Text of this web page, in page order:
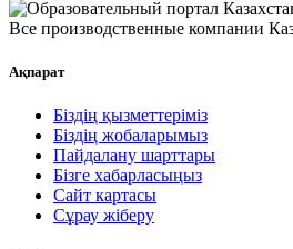
Все производственные компании
Ақпарат
Біздің қызметтеріміз
Біздің жобаларымыз
Пайдалану шарттары
Бізге хабарласыңыз
Сайт картасы
Сұрау жіберу